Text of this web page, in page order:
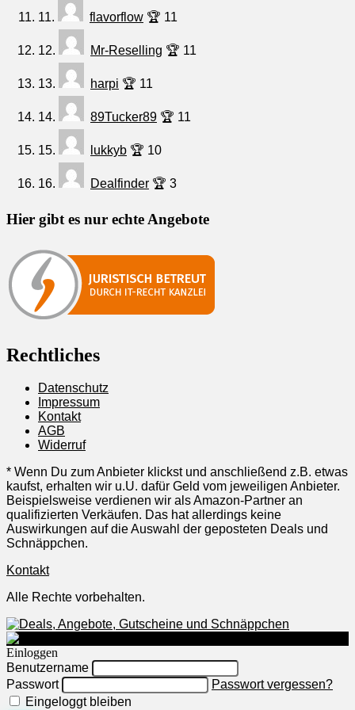
11. flavorflow 🏆 11
12. Mr-Reselling 🏆 11
13. harpi 🏆 11
14. 89Tucker89 🏆 11
15. lukkyb 🏆 10
16. Dealfinder 🏆 3
Hier gibt es nur echte Angebote
Rechtliches
Datenschutz
Impressum
Kontakt
AGB
Widerruf
* Wenn Du zum Anbieter klickst und anschließend z.B. etwas
kaufst, erhalten wir u.U. dafür Geld vom jeweiligen Anbieter.
Beispielsweise verdienen wir als Amazon-Partner an
qualifizierten Verkäufen. Das hat allerdings keine
Auswirkungen auf die Auswahl der geposteten Deals und
Schnäppchen.
Kontakt
Alle Rechte vorbehalten.
Einloggen
Benutzername
Passwort
Passwort vergessen?
Eingeloggt bleiben